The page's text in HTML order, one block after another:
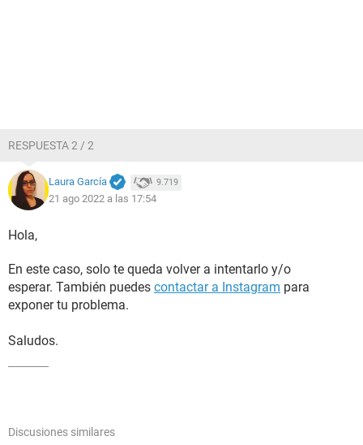
RESPUESTA 2 / 2
Laura García 9.719
21 ago 2022 a las 17:54
Hola,
En este caso, solo te queda volver a intentarlo y/o
esperar. También puedes contactar a Instagram para
exponer tu problema.
Saludos.
Discusiones similares